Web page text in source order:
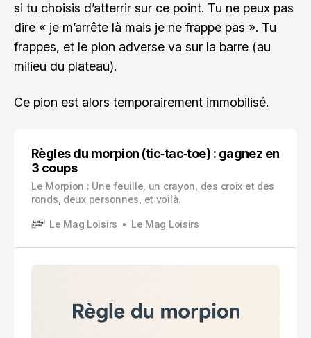
si tu choisis d’atterrir sur ce point. Tu ne peux pas
dire « je m’arrête là mais je ne frappe pas ». Tu
frappes, et le pion adverse va sur la barre (au
milieu du plateau).
Ce pion est alors temporairement immobilisé.
Règles du morpion (tic‑tac‑toe) : gagnez en
3 coups
Le Morpion : Une feuille, un crayon, des croix et des
ronds, deux personnes, et voilà.
Le Mag Loisirs Le Mag Loisirs